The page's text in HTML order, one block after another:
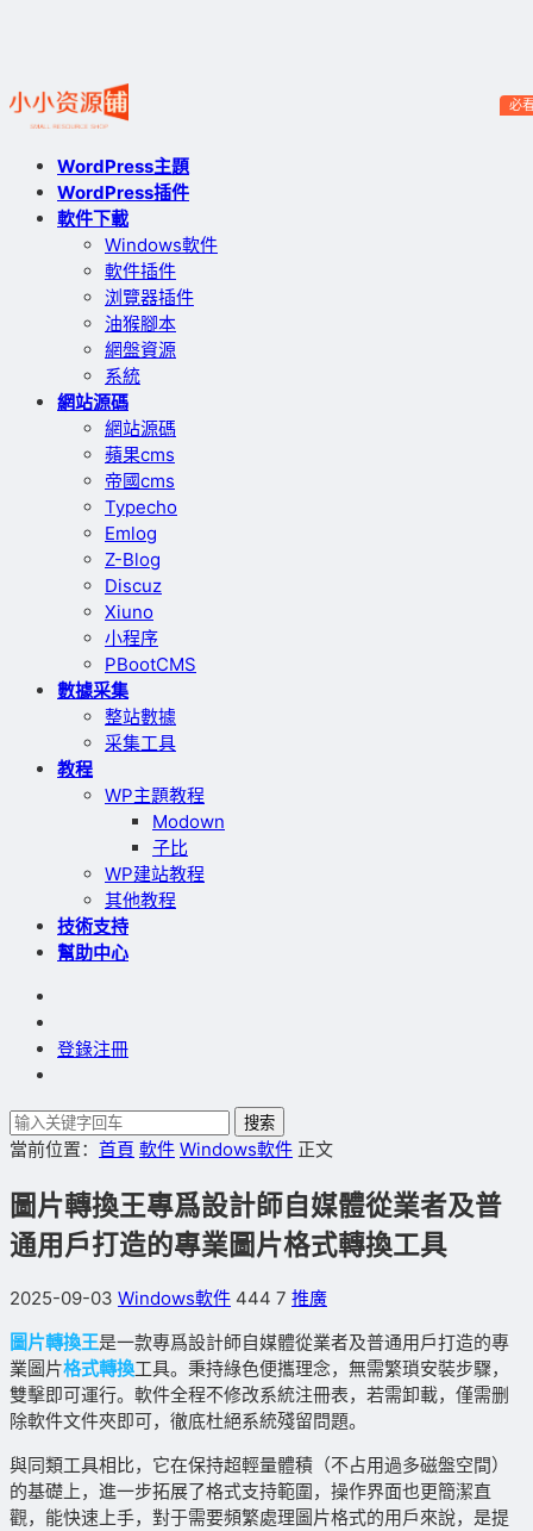
WordPress主題
WordPress插件
軟件下載
Windows軟件
軟件插件
浏覽器插件
油猴腳本
網盤資源
系統
網站源碼
網站源碼
蘋果cms
帝國cms
Typecho
Emlog
Z-Blog
Discuz
Xiuno
小程序
PBootCMS
數據采集
整站數據
采集工具
教程
WP主題教程
Modown
子比
WP建站教程
其他教程
技術支持
幫助中心
必
登錄注冊
搜索
當前位置： 首頁 軟件 Windows軟件 正文
圖片轉換王專爲設計師自媒體從業者及普
通用戶打造的專業圖片格式轉換工具
2025-09-03 Windows軟件 444 7 推廣
圖片轉換王是一款專爲設計師自媒體從業者及普通用戶打造的專
業圖片格式轉換工具。 秉持綠色便攜理念，無需繁瑣安裝步驟，
雙擊即可運行。軟件全程不修改系統注冊表，若需卸載，僅需删
除軟件文件夾即可，徹底杜絕系統殘留問題。
與同類工具相比，它在保持超輕量體積（不占用過多磁盤空間）
的基礎上，進一步拓展了格式支持範圍，操作界面也更簡潔直
觀，能快速上手，對于需要頻繁處理圖片格式的用戶來說，是提